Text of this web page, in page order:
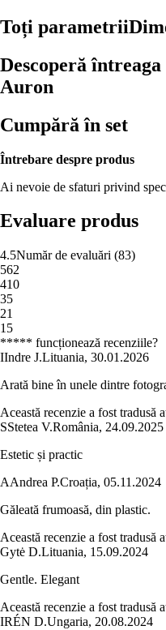
Toți parametrii
Descoperă
Auron
Cumpără în set
Întrebare despre produs
Ai nevoie de sfaturi privind
Evaluare produs
4.5Număr de evaluări (83)
562
410
35
21
1 5
***** funcționează recenziile?
IIndre J.Lituania, 30.01.2026
Arată bine în unele dintre
Această recenzie a fost tradusă
SStetea V.România, 24.09.2025
Estetic și practic
AAndrea P.Croația, 05.11.2024
Găleată frumoasă, din plastic.
Această recenzie a fost tradusă
Gytė D.Lituania, 15.09.2024
Gentle. Elegant
Această recenzie a fost tradusă
IRÉN D.Ungaria, 20.08.2024